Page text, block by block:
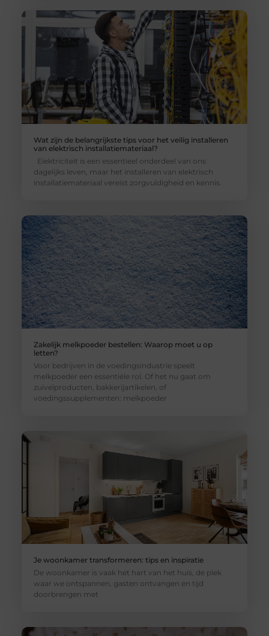
Wat zijn de belangrijkste tips voor het veilig installeren
van elektrisch installatiemateriaal?
Elektriciteit is een essentieel onderdeel van ons
dagelijks leven, maar het installeren van elektrisch
installatiemateriaal vereist zorgvuldigheid en kennis.
Zakelijk melkpoeder bestellen: Waarop moet u op
letten?
Voor bedrijven in de voedingsindustrie speelt
melkpoeder een essentiële rol. Of het nu gaat om
zuivelproducten, bakkerijartikelen, of
voedingssupplementen: melkpoeder
Je woonkamer transformeren: tips en inspiratie
De woonkamer is vaak het hart van het huis, de plek
waar we ontspannen, gasten ontvangen en tijd
doorbrengen met